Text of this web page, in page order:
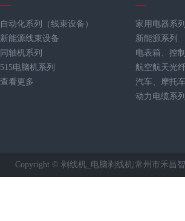
自动化系列（线束设备）
新能源线束设备
同轴机系列
515电脑机系列
查看更多
家用电器系
新能源系列
电表箱、控
航空航天光
汽车、摩托
动力电缆系
Copyright © 剥线机_电脑剥线机|常州市禾昌